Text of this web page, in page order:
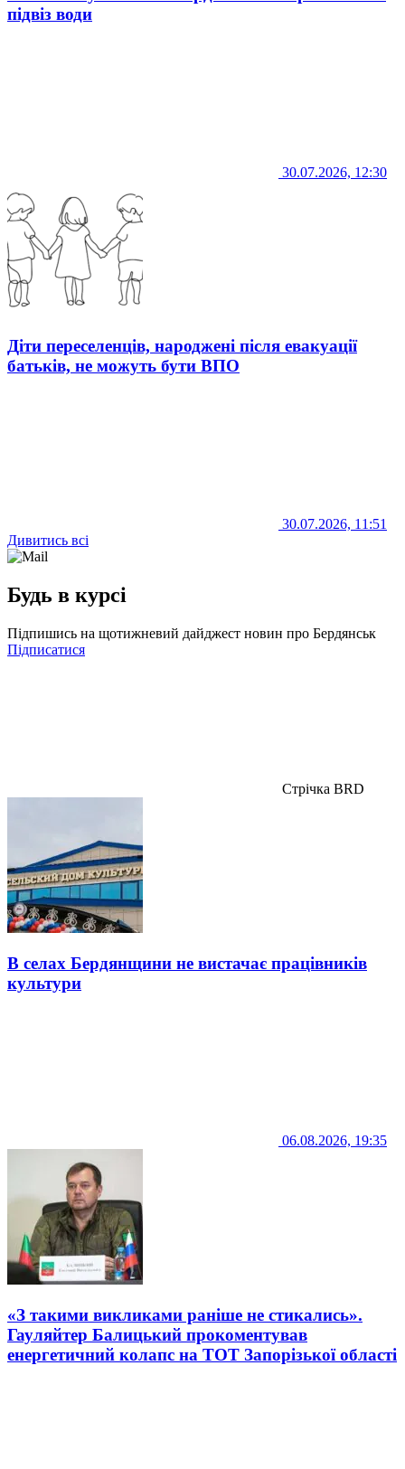
підвіз води
30.07.2026, 12:30
Діти переселенців, народжені після евакуації
батьків, не можуть бути ВПО
30.07.2026, 11:51
Дивитись всі
Будь в курсі
Підпишись на щотижневий дайджест новин про Бердянськ
Підписатися
Стрічка BRD
В селах Бердянщини не вистачає працівників
культури
06.08.2026, 19:35
«З такими викликами раніше не стикались».
Гауляйтер Балицький прокоментував
енергетичний колапс на ТОТ Запорізької області